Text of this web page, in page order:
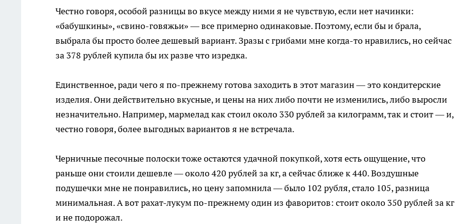
Честно говоря, особой разницы во вкусе между ними я не чувствую, если нет начинки:
«бабушкины», «свино-говяжьи» — все примерно одинаковые. Поэтому, если бы и брала,
выбрала бы просто более дешевый вариант. Зразы с грибами мне когда-то нравились, но сейчас
за 378 рублей купила бы их разве что изредка.
Единственное, ради чего я по-прежнему готова заходить в этот магазин — это кондитерские
изделия. Они действительно вкусные, и цены на них либо почти не изменились, либо выросли
незначительно. Например, мармелад как стоил около 330 рублей за килограмм, так и стоит — и,
честно говоря, более выгодных вариантов я не встречала.
Черничные песочные полоски тоже остаются удачной покупкой, хотя есть ощущение, что
раньше они стоили дешевле — около 420 рублей за кг, а сейчас ближе к 440. Воздушные
подушечки мне не понравились, но цену запомнила — было 102 рубля, стало 105, разница
минимальная. А вот рахат-лукум по-прежнему один из фаворитов: стоит около 350 рублей за кг
и не подорожал.